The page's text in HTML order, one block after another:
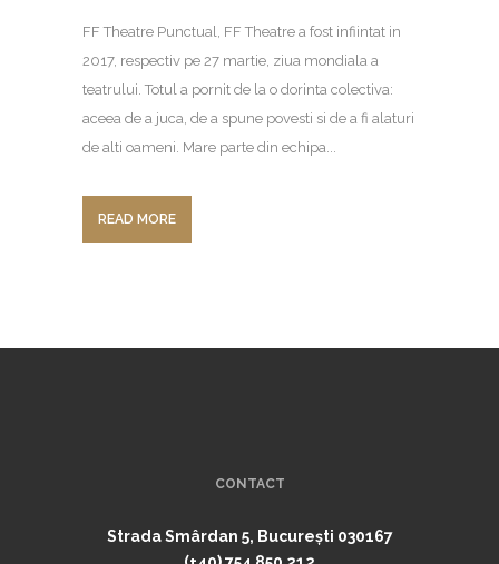
FF Theatre Punctual, FF Theatre a fost infiintat in
2017, respectiv pe 27 martie, ziua mondiala a
teatrului. Totul a pornit de la o dorinta colectiva:
aceea de a juca, de a spune povesti si de a fi alaturi
de alti oameni. Mare parte din echipa...
READ MORE
CONTACT
Strada Smârdan 5, București 030167